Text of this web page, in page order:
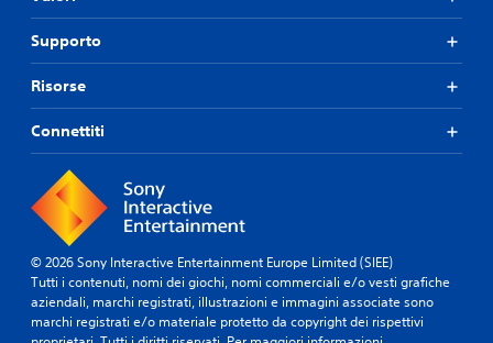
Supporto
Risorse
Connettiti
© 2026 Sony Interactive Entertainment Europe Limited (SIEE)
Tutti i contenuti, nomi dei giochi, nomi commerciali e/o vesti grafiche
aziendali, marchi registrati, illustrazioni e immagini associate sono
marchi registrati e/o materiale protetto da copyright dei rispettivi